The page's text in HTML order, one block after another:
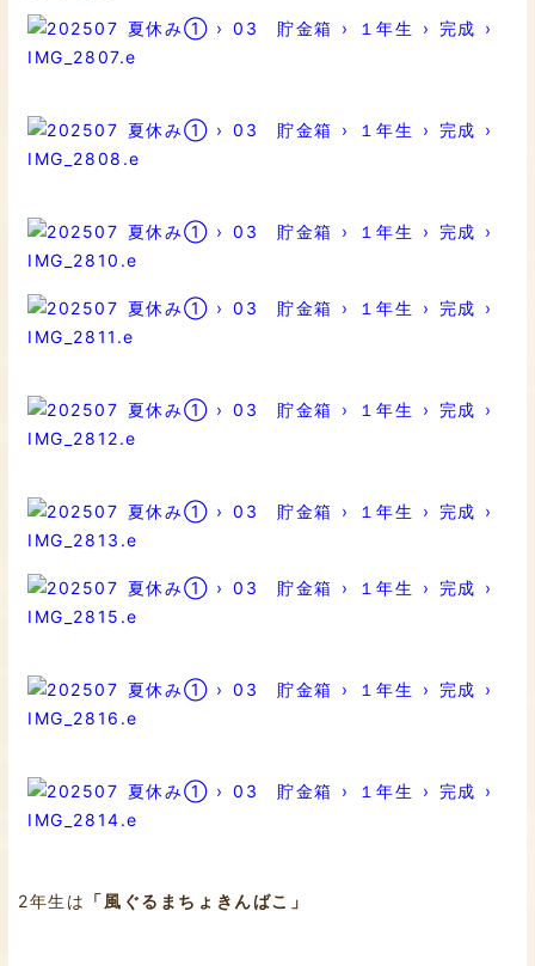
2年生は 「風ぐるまちょきんばこ」